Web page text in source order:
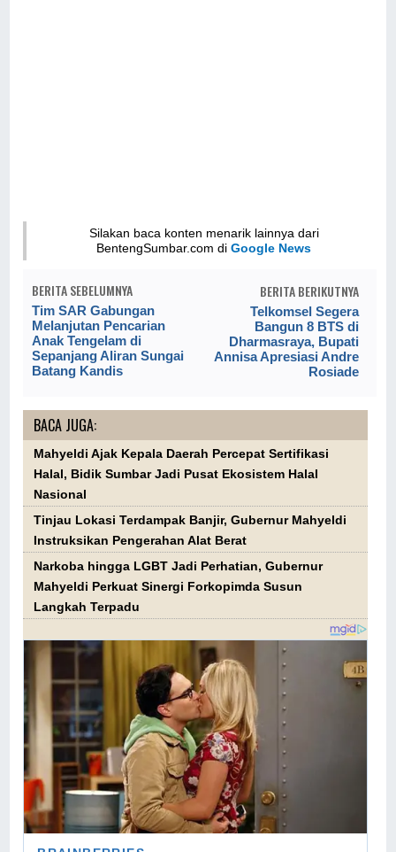
Silakan baca konten menarik lainnya dari
BentengSumbar.com diGoogle News
BERITA SEBELUMNYA
Tim SAR Gabungan
Melanjutan Pencarian
Anak Tengelam di
Sepanjang Aliran Sungai
Batang Kandis
BERITA BERIKUTNYA
Telkomsel Segera
Bangun 8 BTS di
Dharmasraya, Bupati
Annisa Apresiasi Andre
Rosiade
BACA JUGA:
Mahyeldi Ajak Kepala Daerah Percepat Sertifikasi
Halal, Bidik Sumbar Jadi Pusat Ekosistem Halal
Nasional
Tinjau Lokasi Terdampak Banjir, Gubernur Mahyeldi
Instruksikan Pengerahan Alat Berat
Narkoba hingga LGBT Jadi Perhatian, Gubernur
Mahyeldi Perkuat Sinergi Forkopimda Susun
Langkah Terpadu